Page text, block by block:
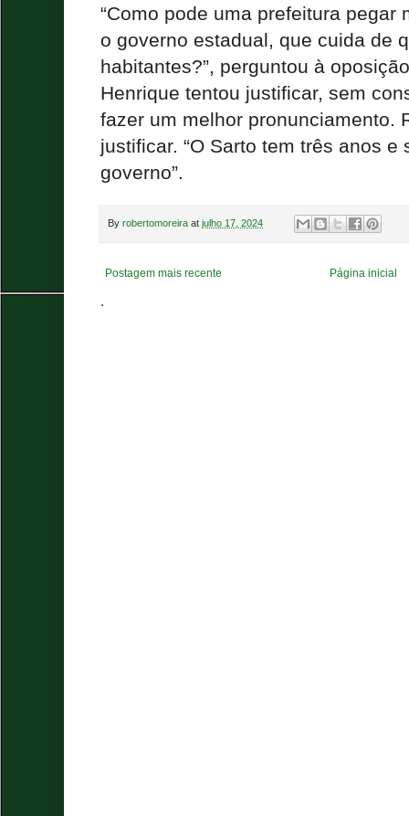
“Como pode uma prefeitura pegar
o governo estadual, que cuida de
habitantes?”, perguntou à
Henrique tentou justificar, sem
fazer um melhor pronunciamento.
justificar. “O Sarto tem três anos e
governo”.
By robertomoreira at julho 17, 2024
Postagem mais recente Página inicial
.